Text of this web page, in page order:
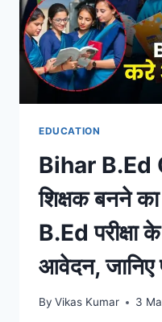
EDUCATION
Bihar B.Ed
शिक्षक बनने
B.Ed परीक्षा
आवेदन, जानिए
By Vikas Kumar 3